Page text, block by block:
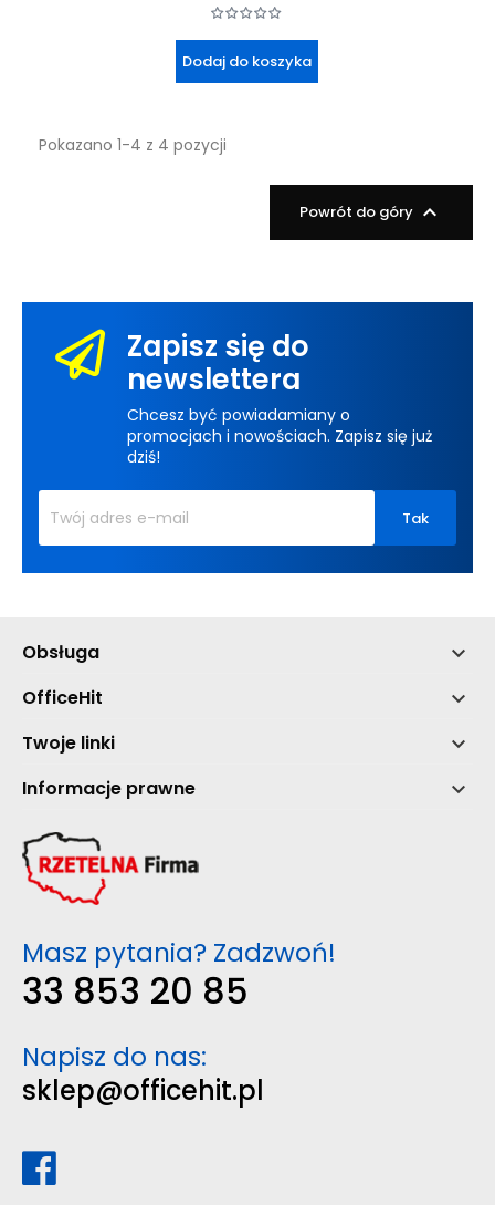
Dodaj do koszyka
Pokazano 1-4 z 4 pozycji
Powrót do góry 
Zapisz się do
newslettera
Chcesz być powiadamiany o
promocjach i nowościach. Zapisz się już
dziś!
Obsługa 
OfficeHit 
Twoje linki 
Informacje prawne 
Masz pytania? Zadzwoń!
33 853 20 85
Napisz do nas:
sklep@officehit.pl